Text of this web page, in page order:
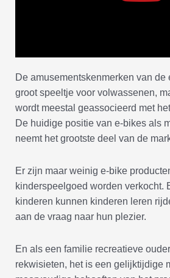
De amusementskenmerken van de
groot speeltje voor volwassenen,
wordt meestal geassocieerd met
De huidige positie van e-bikes als
neemt het grootste deel van de
Er zijn maar weinig e-bike
kinderspeelgoed worden verkocht.
kinderen kunnen kinderen leren
aan de vraag naar hun plezier.
En als een familie recreatieve
rekwisieten, het is een gelijktijdige